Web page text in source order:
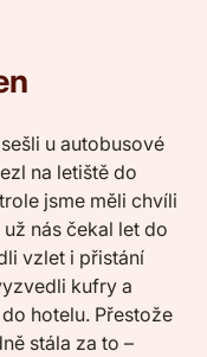
u autobusové
na letiště do
jsme měli chvíli
nás čekal let do
vzlet i přistání
kufry a
hotelu. Přestože
stála za to –